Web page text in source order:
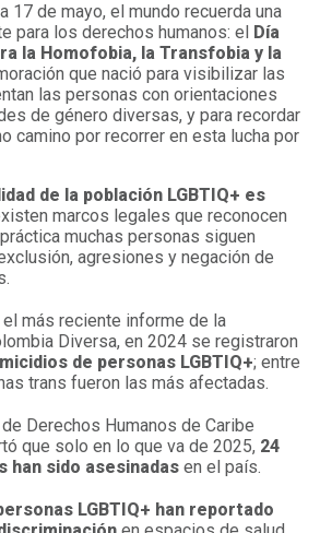
17 de mayo, el mundo recuerda una
para los derechos humanos: el
Día
la Homofobia, la Transfobia y la
que nació para visibilizar las
las personas con orientaciones
de género diversas, y para recordar
camino por recorrer en esta lucha por
de la población LGBTIQ+ es
marcos legales que reconocen
muchas personas siguen
agresiones y negación de
el más reciente informe de la
Diversa, en 2024 se registraron
de personas LGBTIQ+; entre
trans fueron las más afectadas.
Derechos Humanos de Caribe
que solo en lo que va de 2025, 24
han sido asesinadas en el país.
LGBTIQ+ han reportado